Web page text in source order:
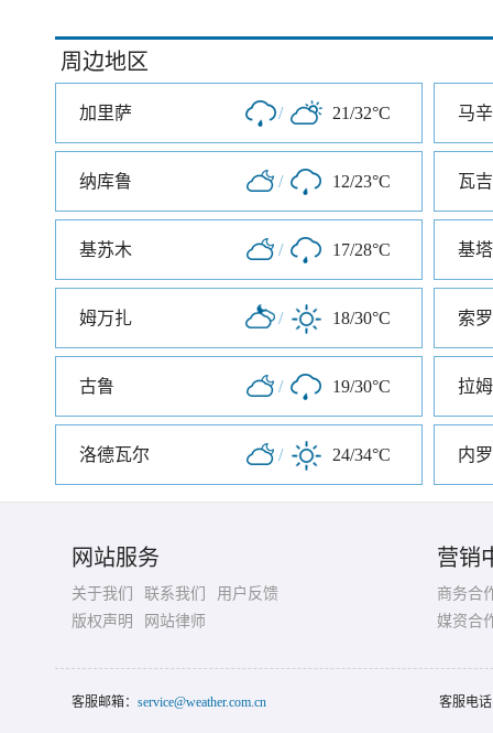
周边地区
加里萨 / 21/32°C 马
纳库鲁 / 12/23°C 瓦
基苏木 / 17/28°C 基
姆万扎 / 18/30°C 索
古鲁 / 19/30°C 拉姆
洛德瓦尔 / 24/34°C 内
网站服务
关于我们 联系我们
用户反馈
版权声明
网站律师
营销
商务合
媒资合
客服邮箱： service@weather.com.cn 客服电